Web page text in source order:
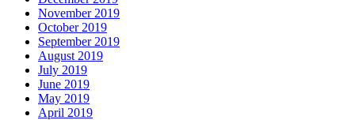
November 2019
October 2019
September 2019
August 2019
July 2019
June 2019
May 2019
April 2019